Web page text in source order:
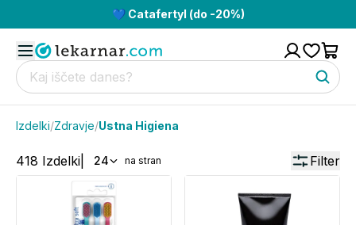
💙 Catafertyl (do -20%)
Izdelki/Zdravje/Ustna Higiena
418 Izdelki 24 na stran Filter